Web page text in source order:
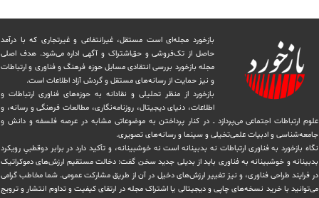
بازخورد مجله‌ای است مستقل، غیرانتفاعی و غیرتجاری که با درآمد
حاصل از تک‌فروشی و حق‌اشتراک و آگهی اداره می‌شود. ‏هدف اصلی
مجله بازخورد بررسی انتقادی مسایل حوزه فرهنگ و فناوری و ارتباطات
و نیز حمایت از رسانه‌های مستقل و‌ گردش ‏آزاد اطلاعات است.
بازخورد از منظر تحلیلی و نقادانه به حوزه‌های فناوری ارتباطات و
اطلاعات، دنیای دیجیتال، روزنامه‌نگاری، ‏مطالعات فرهنگی و رسانه، و
علوم ارتباطات اجتماعی می‌پردازد ــ در کنار پرداختن به موضوعاتی مشابه در عرصه فلسفه و دانش و
‏جامعه‌شناسی و ادبیات علمی‌تخیلی و سینما و رسانه‌های تصویری.
نگاه بازخورد به فناوری ارتباطات نه بدبینانه است نه خوشبینانه، و تأکید دارد ‏در برابر دوقطبیِ رویکرد
بدبینانه و خوشبینانه به فناوری باید از بدیلی جدید سخن گفت: دخالت مستقیم ارزش‌های دموکراتیک
در ‏فرایند طراحی فناوری، و نیز تغییر ارزش‌های دخيل در آن از طریق مشاركت عمومی. شما مخاطب گرامی
می‌توانید با خرید نسخه‌های چاپی و دیجیتالی یا ‏اشتراک مجله در ارتقای کیفیت و تداوم انتشار و ترویج